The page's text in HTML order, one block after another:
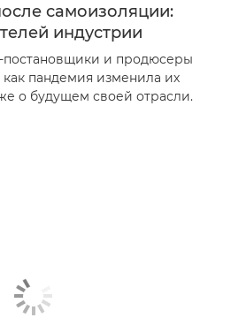
самоизоляции:
индустрии
и продюсеры
пандемия изменила их
о будущем своей отрасли.